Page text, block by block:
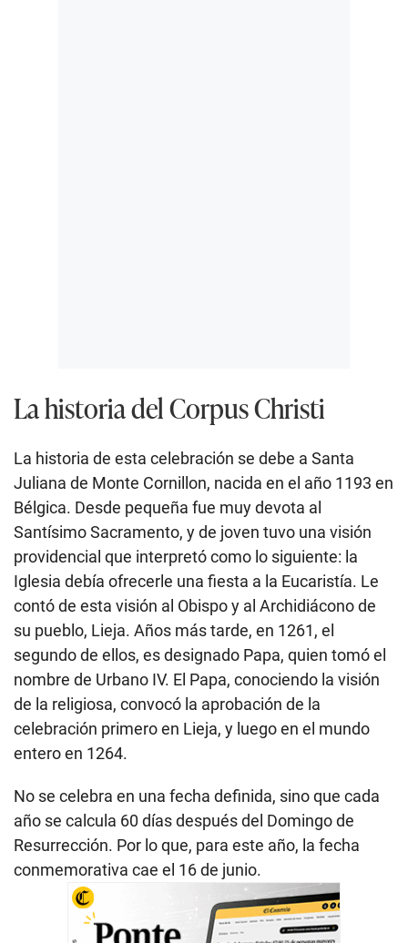
La historia del Corpus Christi
La historia de esta celebración se debe a Santa
Juliana de Monte Cornillon, nacida en el año 1193 en
Bélgica. Desde pequeña fue muy devota al
Santísimo Sacramento, y de joven tuvo una visión
providencial que interpretó como lo siguiente: la
Iglesia debía ofrecerle una fiesta a la Eucaristía. Le
contó de esta visión al Obispo y al Archidiácono de
su pueblo, Lieja. Años más tarde, en 1261, el
segundo de ellos, es designado Papa, quien tomó el
nombre de Urbano IV. El Papa, conociendo la visión
de la religiosa, convocó la aprobación de la
celebración primero en Lieja, y luego en el mundo
entero en 1264.
No se celebra en una fecha definida, sino que cada
año se calcula 60 días después del Domingo de
Resurrección. Por lo que, para este año, la fecha
conmemorativa cae el 16 de junio.